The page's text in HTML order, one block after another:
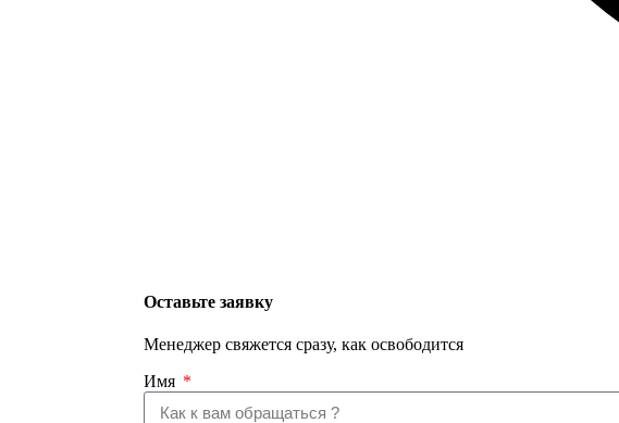
Оставьте заявку
Менеджер свяжется сразу, как освободится
Имя